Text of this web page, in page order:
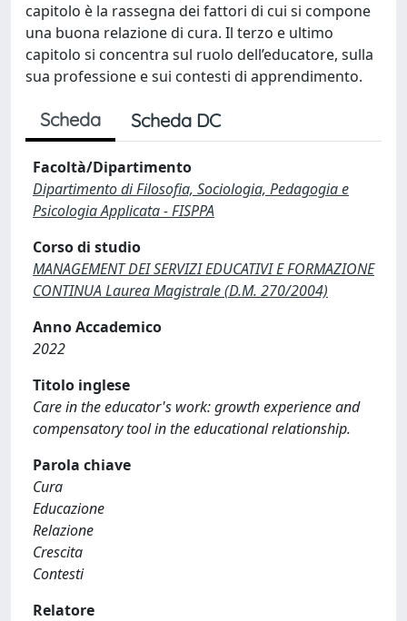
capitolo è la rassegna dei fattori di cui si compone
una buona relazione di cura. Il terzo e ultimo
capitolo si concentra sul ruolo dell’educatore, sulla
sua professione e sui contesti di apprendimento.
Scheda Scheda DC
Facoltà/Dipartimento
Dipartimento di Filosofia, Sociologia, Pedagogia e
Psicologia Applicata - FISPPA
Corso di studio
MANAGEMENT DEI SERVIZI EDUCATIVI E FORMAZIONE
CONTINUA Laurea Magistrale (D.M. 270/2004)
Anno Accademico
2022
Titolo inglese
Care in the educator's work: growth experience and
compensatory tool in the educational relationship.
Parola chiave
Cura
Educazione
Relazione
Crescita
Contesti
Relatore